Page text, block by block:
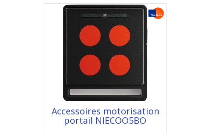
Accessoires motorisation
portail NIECOO5BO